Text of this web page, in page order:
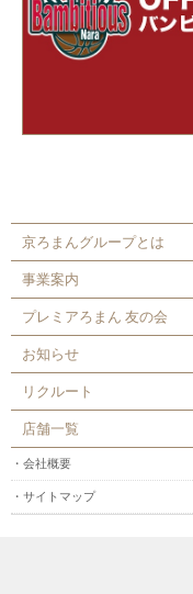
京ろまんグループとは
事業案内
プレミアろまん 友の会
お知らせ
リクルート
店舗一覧
会社概要
サイトマップ